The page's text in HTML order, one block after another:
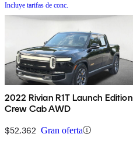
Incluye tarifas de conc.
2022 Rivian R1T Launch Edition
Crew Cab AWD
$52,362 Gran oferta